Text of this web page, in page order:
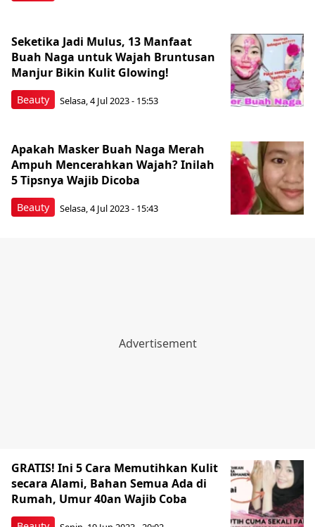
Beauty
Seketika Jadi Mulus, 13 Manfaat
Buah Naga untuk Wajah Bruntusan
Manjur Bikin Kulit Glowing!
Selasa, 4 Jul 2023 - 15:53
Beauty
Apakah Masker Buah Naga Merah
Ampuh Mencerahkan Wajah? Inilah
5 Tipsnya Wajib Dicoba
Selasa, 4 Jul 2023 - 15:43
GRATIS! Ini 5 Cara Memutihkan Kulit
secara Alami, Bahan Semua Ada di
Rumah, Umur 40an Wajib Coba